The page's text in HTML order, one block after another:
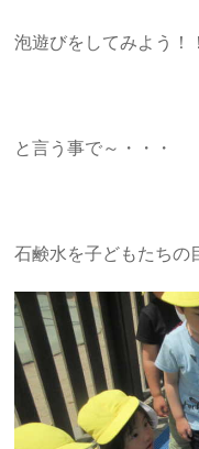
泡遊びをしてみよう！！
と言う事で～・・・
石鹸水を子どもたちの